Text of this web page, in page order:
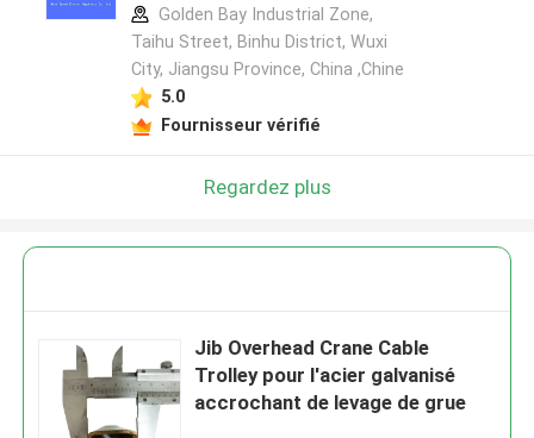
Golden Bay Industrial Zone,
Taihu Street, Binhu District, Wuxi
City, Jiangsu Province, China ,Chine
5.0
Fournisseur vérifié
Regardez plus
Jib Overhead Crane Cable
Trolley pour l'acier galvanisé
accrochant de levage de grue